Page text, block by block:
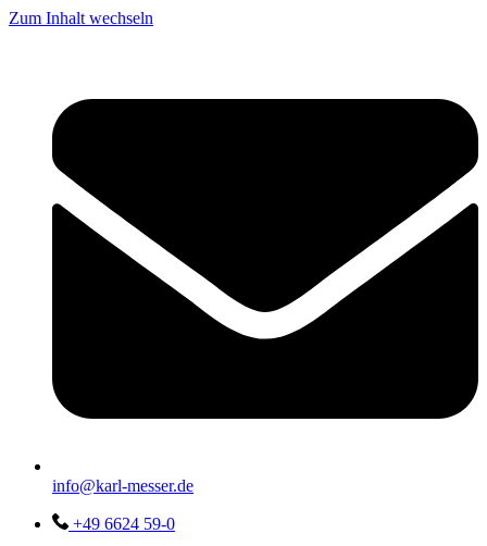
Zum Inhalt wechseln
info@karl-messer.de
+49 6624 59-0